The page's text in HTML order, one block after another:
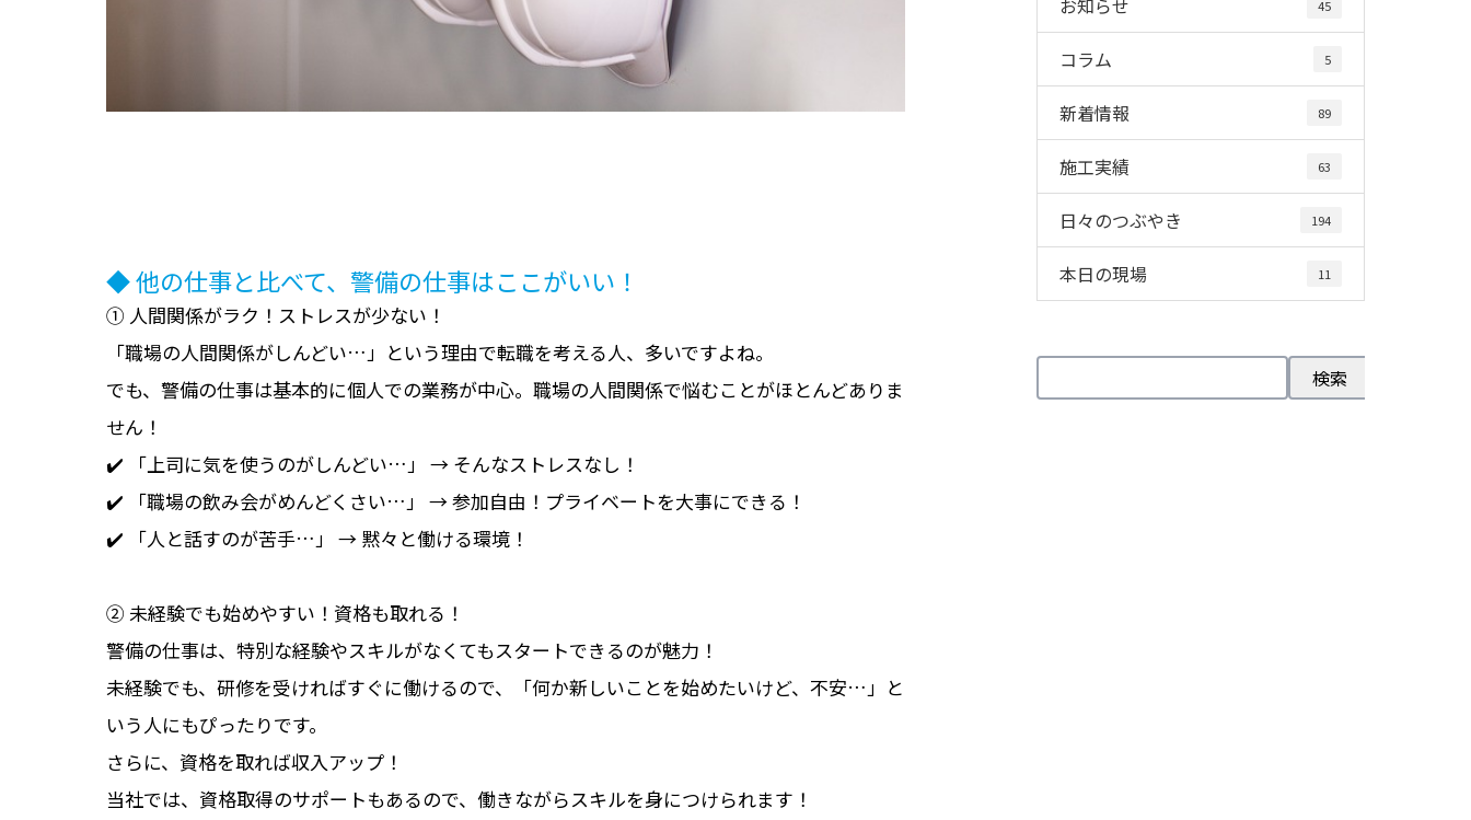
◆ 他の仕事と比べて、警備の仕事はここがいい！
① 人間関係がラク！ストレスが少ない！
「職場の人間関係がしんどい…」という理由で転職を考える人、多いですよね。
でも、警備の仕事は基本的に個人での業務が中心。職場の人間関係で悩むことがほとんどありま
せん！
✔️ 「上司に気を使うのがしんどい…」 → そんなストレスなし！
✔️ 「職場の飲み会がめんどくさい…」 → 参加自由！プライベートを大事にできる！
✔️ 「人と話すのが苦手…」 → 黙々と働ける環境！
② 未経験でも始めやすい！資格も取れる！
警備の仕事は、特別な経験やスキルがなくてもスタートできるのが魅力！
未経験でも、研修を受ければすぐに働けるので、「何か新しいことを始めたいけど、不安…」と
いう人にもぴったりです。
さらに、資格を取れば収入アップ！
当社では、資格取得のサポートもあるので、働きながらスキルを身につけられます！
お知らせ 45
コラム 5
新着情報 89
施工実績 63
日々のつぶやき 194
本日の現場 11